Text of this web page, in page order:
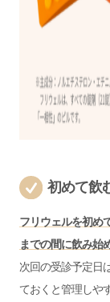
初めて飲
フリウェルを初め
までの間に飲み始
次回の受診予定日
ておくと管理しや